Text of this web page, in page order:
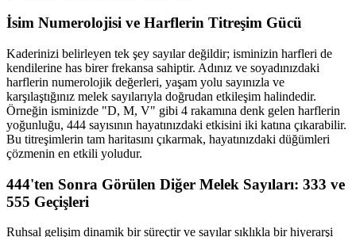
İsim Numerolojisi ve Harflerin Titreşim Gücü
Kaderinizi belirleyen tek şey sayılar değildir; isminizin harfleri de
kendilerine has birer frekansa sahiptir. Adınız ve soyadınızdaki
harflerin numerolojik değerleri, yaşam yolu sayınızla ve
karşılaştığınız melek sayılarıyla doğrudan etkileşim halindedir.
Örneğin isminizde "D, M, V" gibi 4 rakamına denk gelen harflerin
yoğunluğu, 444 sayısının hayatınızdaki etkisini iki katına çıkarabilir.
Bu titreşimlerin tam haritasını çıkarmak, hayatınızdaki düğümleri
çözmenin en etkili yoludur.
444'ten Sonra Görülen Diğer Melek Sayıları: 333 ve
555 Geçişleri
Ruhsal gelişim dinamik bir süreçtir ve sayılar sıklıkla bir hiyerarşi